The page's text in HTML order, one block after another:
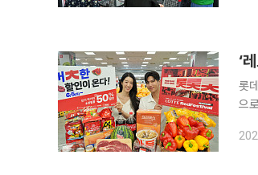
‘
롯
으로 선보인다. 5일 롯